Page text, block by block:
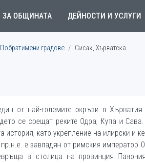
ЗА ОБЩИНАТА ДЕЙНОСТИ И УСЛУГИ
Побратимени градове Сисак, Хърватска
от най-големите окръзи в
се срещат реките Одра, Купа и
история, като укрепление на илирски и
е завладян от римския император
в столица на провинция